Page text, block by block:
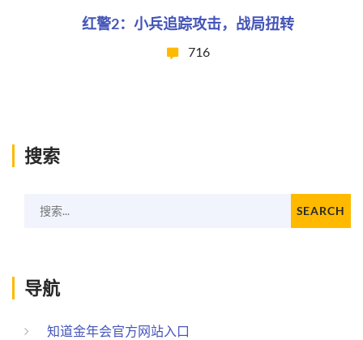
红警2：小兵追踪攻击，战局扭转
716
搜索
搜索... SEARCH
导航
知道金年会官方网站入口